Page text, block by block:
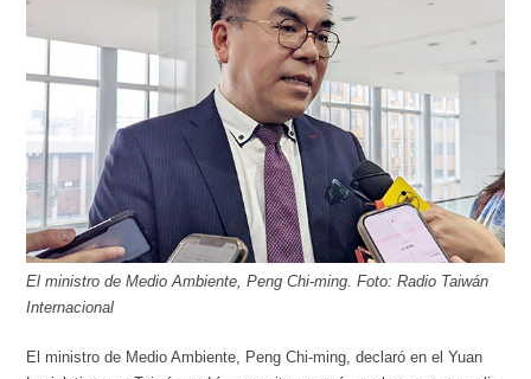
El ministro de Medio Ambiente, Peng Chi-ming. Foto: Radio Taiwán
Internacional
El ministro de Medio Ambiente, Peng Chi-ming, declaró en el Yuan